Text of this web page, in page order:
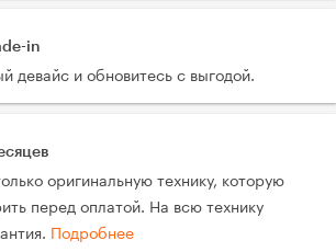
in
девайс и обновитесь с выгодой.
оригинальную технику, которую
перед оплатой. На всю технику
Подробнее